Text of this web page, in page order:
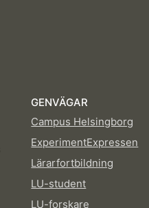
GENVÄGAR
Campus Helsingborg
ExperimentExpressen
Lärarfortbildning
LU-student
LU-forskare